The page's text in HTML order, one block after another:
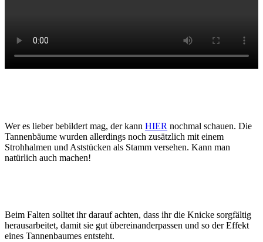
Wer es lieber bebildert mag, der kann HIER nochmal schauen. Die
Tannenbäume wurden allerdings noch zusätzlich mit einem
Strohhalmen und Aststücken als Stamm versehen. Kann man
natürlich auch machen!
Beim Falten solltet ihr darauf achten, dass ihr die Knicke sorgfältig
herausarbeitet, damit sie gut übereinanderpassen und so der Effekt
eines Tannenbaumes entsteht.